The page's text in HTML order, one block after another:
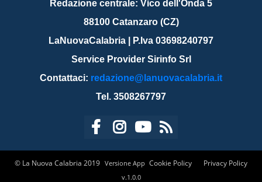
Redazione centrale: Vico dell'Onda 5
88100 Catanzaro (CZ)
LaNuovaCalabria | P.Iva 03698240797
Service Provider Sirinfo Srl
Contattaci: redazione@lanuovacalabria.it
Tel. 3508267797
© La Nuova Calabria 2019 Cookie Policy Privacy Policy
Versione App
v.1.0.0